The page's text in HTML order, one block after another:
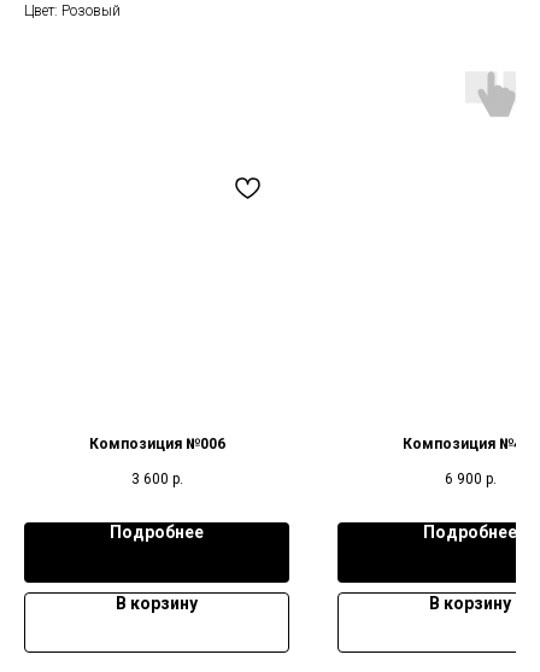
Цвет: Розовый
Композиция №006
3 600 р.
Подробнее
В корзину
Композиция №403
6 900 р.
Подробнее
В корзину